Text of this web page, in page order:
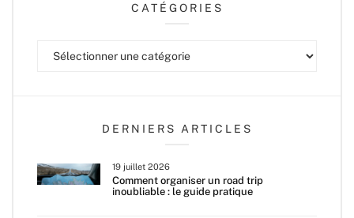
CATÉGORIES
DERNIERS ARTICLES
19 juillet 2026
Comment organiser un road trip
inoubliable : le guide pratique